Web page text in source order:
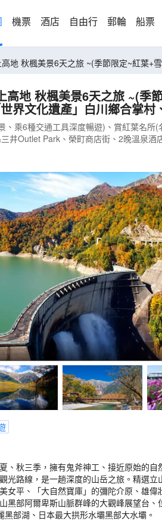
機票 酒店 自由行 郵輪 船票
地 秋楓美景6天之旅 ~(季節限定~紅葉+
高地 秋楓美景6天之旅 ~(季
界文化遺產」白川鄉合掌
、乘6種交通工具深度暢遊)、賞紅葉名
井Outlet Park、榮町商店街、2晚溫泉酒
、秋三季，擁有鬼斧神工、接近原始的自
光路線，是一趟深度的山岳之旅。精選立
女平、「大自然寶庫」的彌陀介原、雄偉
黑部阿爾卑斯山脈群峰的大觀峰展望台、
黑部湖、日本最大拱形水壩黑部大水壩。